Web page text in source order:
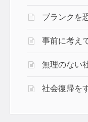
ブランクを
事前に考え
無理のない
社会復帰を